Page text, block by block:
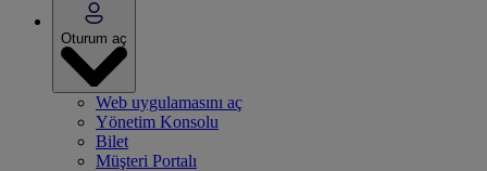
Oturum aç
Web uygulamasını aç
Yönetim Konsolu
Bilet
Müşteri Portalı